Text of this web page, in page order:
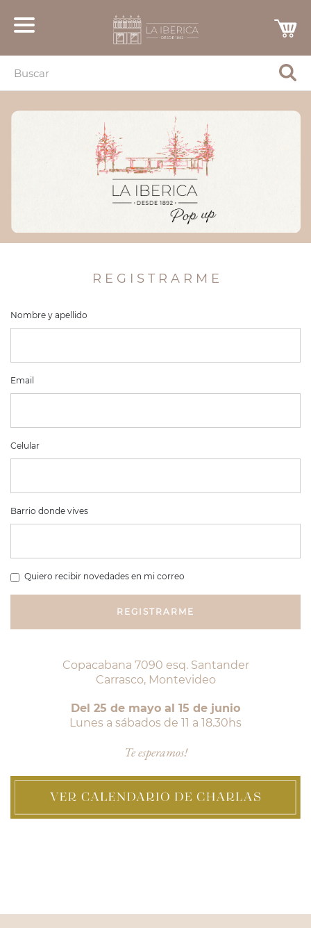
R E G I S T R A R M E
Nombre y apellido
Email
Celular
Barrio donde vives
Quiero recibir novedades en mi correo
Copacabana 7090 esq. Santander
Carrasco, Montevideo
Del 25 de mayo al 15 de junio
Lunes a sábados de 11 a 18.30hs
Te esperamos!